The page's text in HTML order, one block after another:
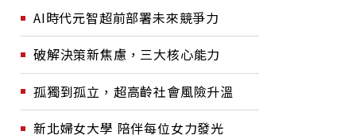
AI時代元智超前部署未來競爭力
破解決策新焦慮，三大核心能力
孤獨到孤立，超高齡社會風險升溫
新北婦女大學 陪伴每位女力發光